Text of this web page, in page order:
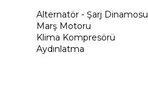
Alternatör - Şarj Dinamosu
Marş Motoru
Klima Kompresörü
Aydınlatma